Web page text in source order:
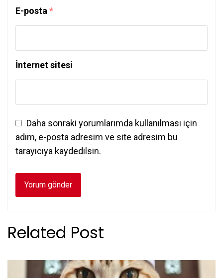
E-posta *
İnternet sitesi
Daha sonraki yorumlarımda kullanılması için
adım, e-posta adresim ve site adresim bu
tarayıcıya kaydedilsin.
Related Post